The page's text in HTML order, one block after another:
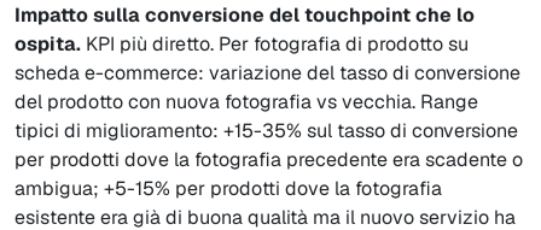
Impatto sulla conversione del touchpoint che lo
ospita. KPI più diretto. Per fotografia di prodotto su
scheda e-commerce: variazione del tasso di conversione
del prodotto con nuova fotografia vs vecchia. Range
tipici di miglioramento: +15-35% sul tasso di conversione
per prodotti dove la fotografia precedente era scadente o
ambigua; +5-15% per prodotti dove la fotografia
esistente era già di buona qualità ma il nuovo servizio ha